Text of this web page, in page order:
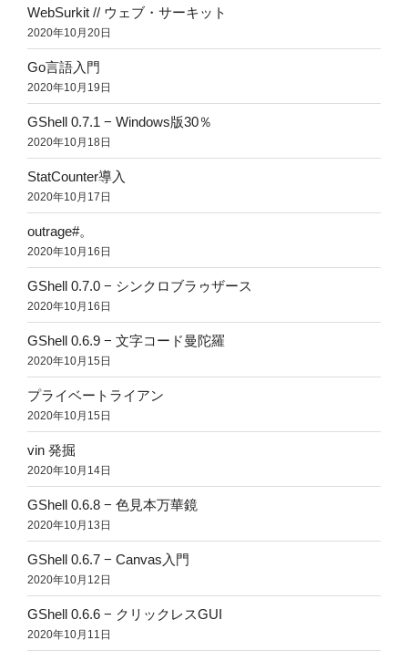
WebSurkit // ウェブ・サーキット
2020年10月20日
Go言語入門
2020年10月19日
GShell 0.7.1 − Windows版30％
2020年10月18日
StatCounter導入
2020年10月17日
outrage#。
2020年10月16日
GShell 0.7.0 − シンクロブラゥザース
2020年10月16日
GShell 0.6.9 − 文字コード曼陀羅
2020年10月15日
プライベートライアン
2020年10月15日
vin 発掘
2020年10月14日
GShell 0.6.8 − 色見本万華鏡
2020年10月13日
GShell 0.6.7 − Canvas入門
2020年10月12日
GShell 0.6.6 − クリックレスGUI
2020年10月11日